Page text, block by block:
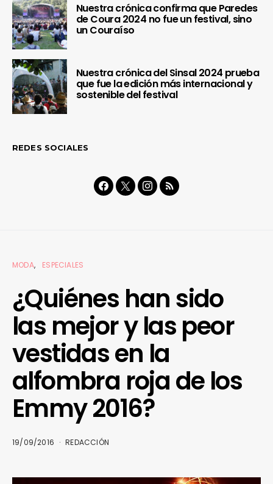
Nuestra crónica confirma que Paredes
de Coura 2024 no fue un festival, sino
un Couraíso
Nuestra crónica del Sinsal 2024 prueba
que fue la edición más internacional y
sostenible del festival
REDES SOCIALES
MODA ESPECIALES
¿Quiénes han sido
las mejor y las peor
vestidas en la
alfombra roja de los
Emmy 2016?
19/09/2016 REDACCIÓN